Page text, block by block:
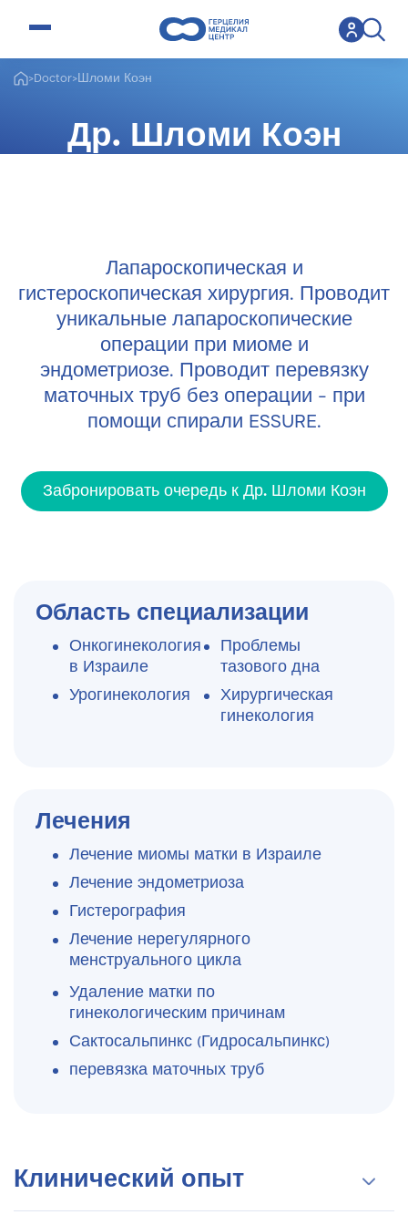
>Doctor>Шломи Коэн
Др. Шломи Коэн
Лапароскопическая и
гистероскопическая хирургия. Проводит
уникальные лапароскопические
операции при миоме и
эндометриозе. Проводит перевязку
маточных труб без операции - при
помощи спирали ESSURE.
Забронировать очередь к Др. Шломи Коэн
Область специализации
Онкогинекология
в Израиле
Проблемы
тазового дна
Урогинекология
Хирургическая
гинекология
Лечения
Лечение миомы матки в Израиле
Лечение эндометриоза
Гистерография
Лечение нерегулярного
менструального цикла
Удаление матки по
гинекологическим причинам
Сактосальпинкс (Гидросальпинкс)
перевязка маточных труб
Клинический опыт